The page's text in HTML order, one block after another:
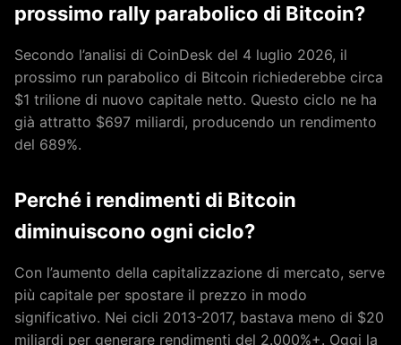
prossimo rally parabolico di Bitcoin?
Secondo l’analisi di CoinDesk del 4 luglio 2026, il
prossimo run parabolico di Bitcoin richiederebbe circa
$1 trilione di nuovo capitale netto. Questo ciclo ne ha
già attratto $697 miliardi, producendo un rendimento
del 689%.
Perché i rendimenti di Bitcoin
diminuiscono ogni ciclo?
Con l’aumento della capitalizzazione di mercato, serve
più capitale per spostare il prezzo in modo
significativo. Nei cicli 2013-2017, bastava meno di $20
miliardi per generare rendimenti del 2.000%+. Oggi la